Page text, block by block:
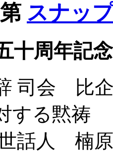
スナッ
十周年記
司会 比
する黙祷
話人 楠